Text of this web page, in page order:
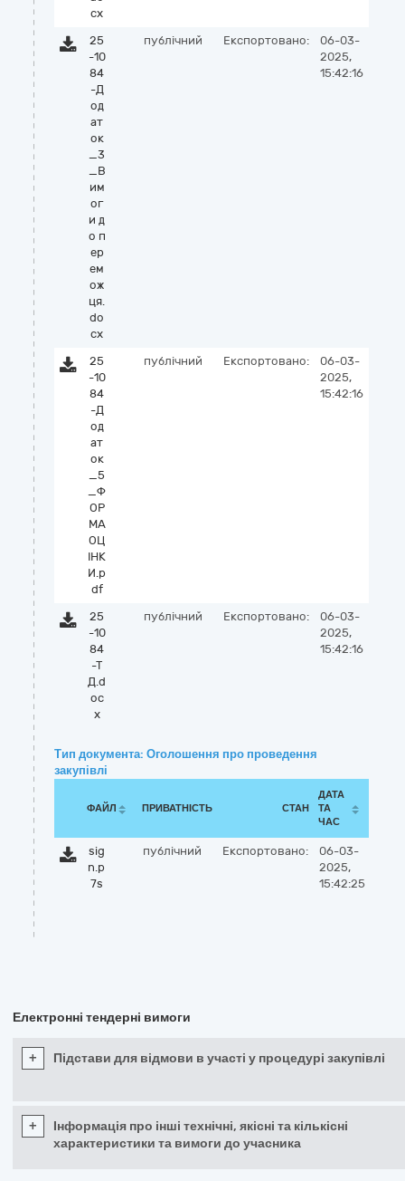
cx
25
-10
84
-Д
од
ат
ок
_3
_В
им
ог
и д
о п
ер
ем
ож
ця.
do
cx
публічний Експортовано:
06-03-
2025,
15:42:16
25
-10
84
-Д
од
ат
ок
_5
_Ф
ОР
МА
ОЦ
ІНК
И.p
df
публічний Експортовано:
06-03-
2025,
15:42:16
25
-10
84
-Т
Д.d
oc
x
публічний Експортовано:
06-03-
2025,
15:42:16
Тип документа: Оголошення про проведення
закупівлі
ФАЙЛ ПРИВАТНІСТЬ СТАН
ДАТА
ТА
ЧАС
sig
n.p
7s
публічний Експортовано:
06-03-
2025,
15:42:25
Електронні тендерні вимоги
+ Підстави для відмови в участі у процедурі закупівлі
+
Інформація про інші технічні, якісні та кількісні
характеристики та вимоги до учасника